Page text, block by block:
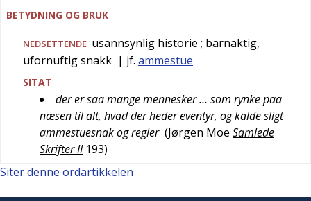
BETYDNING OG BRUK
NEDSETTENDE usannsynlig historie ; barnaktig,
ufornuftig snakk | jf. ammestue
SITAT
der er saa mange mennesker … som rynke paa
næsen til alt, hvad der heder eventyr, og kalde sligt
ammestuesnak og regler (Jørgen Moe Samlede
Skrifter II 193)
Siter denne ordartikkelen